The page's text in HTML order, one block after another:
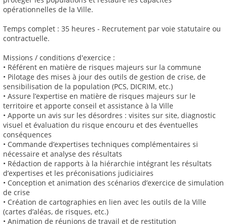
opérationnelles de la Ville.
Temps complet : 35 heures - Recrutement par voie statutaire ou
contractuelle.
Missions / conditions d'exercice :
• Référent en matière de risques majeurs sur la commune
• Pilotage des mises à jour des outils de gestion de crise, de
sensibilisation de la population (PCS, DICRIM, etc.)
• Assure l’expertise en matière de risques majeurs sur le
territoire et apporte conseil et assistance à la Ville
• Apporte un avis sur les désordres : visites sur site, diagnostic
visuel et évaluation du risque encouru et des éventuelles
conséquences
• Commande d’expertises techniques complémentaires si
nécessaire et analyse des résultats
• Rédaction de rapports à la hiérarchie intégrant les résultats
d’expertises et les préconisations judiciaires
• Conception et animation des scénarios d’exercice de simulation
de crise
• Création de cartographies en lien avec les outils de la Ville
(cartes d’aléas, de risques, etc.)
• Animation de réunions de travail et de restitution